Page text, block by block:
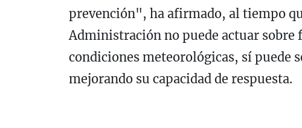
prevención", ha afirmado, al tiempo
Administración no puede actuar sobre
condiciones meteorológicas, sí puede
mejorando su capacidad de respuesta.